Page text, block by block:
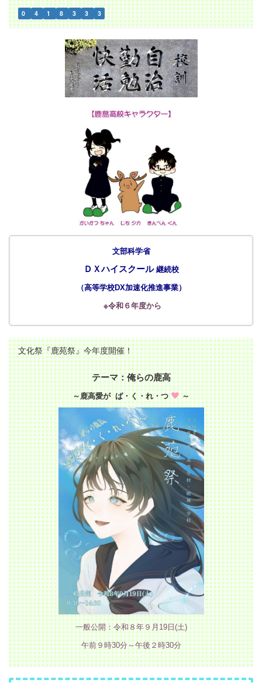
0 4 1 8 3 3 3
文部科学省
ＤＸハイスクール 継続校
（高等学校DX加速化推進事業）
※令和６年度から
文化祭『鹿苑祭』今年度開催！
テーマ：俺らの鹿高
～鹿高愛が ば・く・れ・つ ～
一般公開：令和８年９月19日(土)
午前９時30分～午後２時30分